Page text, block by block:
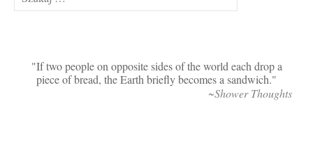
If two people on opposite sides of the world each drop a
piece of bread, the Earth briefly becomes a sandwich.
~Shower Thoughts